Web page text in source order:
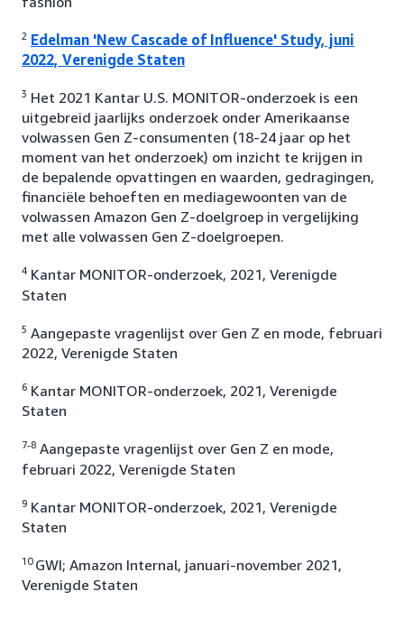
2 Edelman 'New Cascade of Influence' Study, juni
2022, Verenigde Staten
3 Het 2021 Kantar U.S. MONITOR-onderzoek is een
uitgebreid jaarlijks onderzoek onder Amerikaanse
volwassen Gen Z-consumenten (18-24 jaar op het
moment van het onderzoek) om inzicht te krijgen in
de bepalende opvattingen en waarden, gedragingen,
financiële behoeften en mediagewoonten van de
volwassen Amazon Gen Z-doelgroep in vergelijking
met alle volwassen Gen Z-doelgroepen.
4 Kantar MONITOR-onderzoek, 2021, Verenigde
Staten
5 Aangepaste vragenlijst over Gen Z en mode, februari
2022, Verenigde Staten
6 Kantar MONITOR-onderzoek, 2021, Verenigde
Staten
7-8 Aangepaste vragenlijst over Gen Z en mode,
februari 2022, Verenigde Staten
9 Kantar MONITOR-onderzoek, 2021, Verenigde
Staten
10 GWI; Amazon Internal, januari-november 2021,
Verenigde Staten